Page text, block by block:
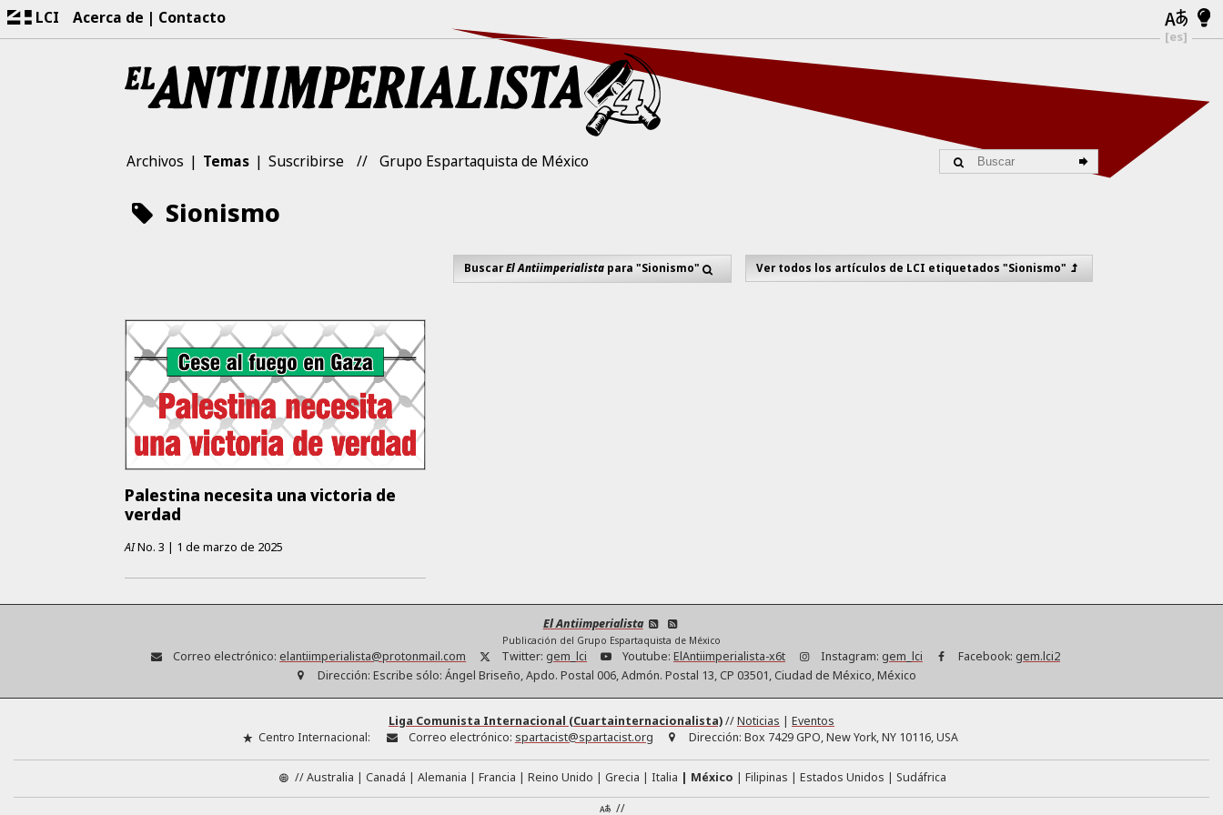
LCI Acerca de Contacto
[es]
Archivos Temas Suscribirse Grupo Espartaquista de México
Sionismo
BuscarEl Antiimperialista para "Sionismo" Ver todos los artículos de LCI etiquetados "Sionismo"
Palestina necesita una victoria de
verdad
AINo.3 | 1 de marzo de 2025
El Antiimperialista
Publicación del Grupo Espartaquista de México
Correo electrónico: elantiimperialista@protonmail.com Twitter: gem_lci Youtube: ElAntiimperialista-x6t Instagram: gem_lci Facebook: gem.lci2
Dirección: Escribe sólo: Ángel Briseño, Apdo. Postal 006, Admón. Postal 13, CP 03501, Ciudad de México, México
Liga Comunista Internacional (Cuartainternacionalista)//Noticias | Eventos
Centro Internacional:
Correo electrónico: spartacist@spartacist.org Dirección: Box 7429 GPO, New York, NY 10116, USA
//Australia Canadá Alemania Francia Reino Unido Grecia Italia México Filipinas Estados Unidos Sudáfrica
//